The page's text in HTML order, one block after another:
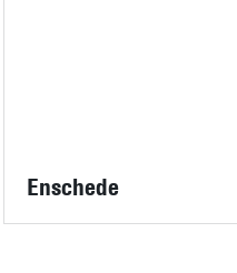
Enschede